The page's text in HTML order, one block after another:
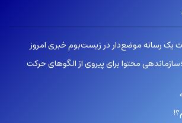
یک رسانه موضع‌دار در زیست‌بوم خبری امروز
محتوا برای پیروی از الگوهای حرکت